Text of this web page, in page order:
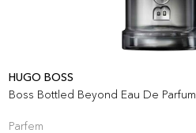
HUGO BOSS
Boss Bottled Beyond Eau De Parfum
Parfem